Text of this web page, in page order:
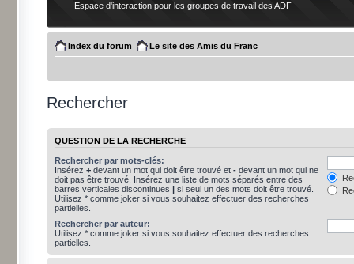
Espace d'interaction pour les groupes de travail des ADF
Index du forum Le site des Amis du Franc
Rechercher
QUESTION DE LA RECHERCHE
Rechercher par mots-clés:
Insérez + devant un mot qui doit être trouvé et - devant un mot qui ne
doit pas être trouvé. Insérez une liste de mots séparés entre des
barres verticales discontinues | si seul un des mots doit être trouvé.
Utilisez * comme joker si vous souhaitez effectuer des recherches
partielles.
Rechercher par auteur:
Utilisez * comme joker si vous souhaitez effectuer des recherches
partielles.